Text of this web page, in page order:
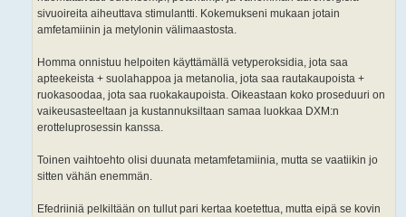
sivuoireita aiheuttava stimulantti. Kokemukseni mukaan jotain
amfetamiinin ja metylonin välimaastosta.
Homma onnistuu helpoiten käyttämällä vetyperoksidia, jota saa
apteekeista + suolahappoa ja metanolia, jota saa rautakaupoista +
ruokasoodaa, jota saa ruokakaupoista. Oikeastaan koko proseduuri on
vaikeusasteeltaan ja kustannuksiltaan samaa luokkaa DXM:n
erotteluprosessin kanssa.
Toinen vaihtoehto olisi duunata metamfetamiinia, mutta se vaatiikin jo
sitten vähän enemmän.
Efedriiniä pelkiltään on tullut pari kertaa koetettua, mutta eipä se kovin